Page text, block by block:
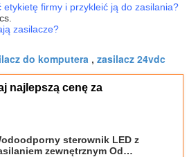
firmy i przykleić ją do zasilania?
zasilacze?
do komputera , zasilacz 24vdc
najlepszą cenę za
sterownik LED z
zewnętrznym Od